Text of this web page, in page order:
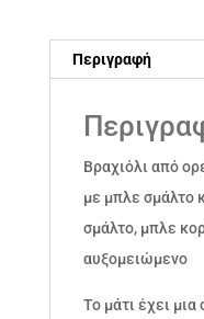
Περιγραφή
Βραχιόλι από
με μπλε σμάλτο
σμάλτο, μπλε
αυξομειώμενο
Το μάτι έχει